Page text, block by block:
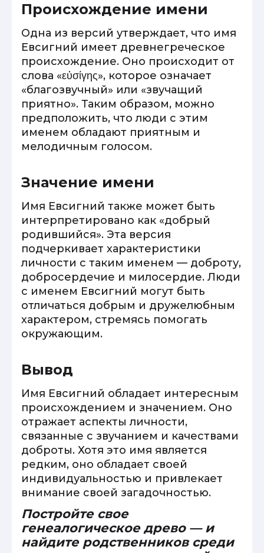
Происхождение имени
Одна из версий утверждает, что имя
Евсигний имеет древнегреческое
происхождение. Оно происходит от
слова «εὐσίγης», которое означает
«благозвучный» или «звучащий
приятно». Таким образом, можно
предположить, что люди с этим
именем обладают приятным и
мелодичным голосом.
Значение имени
Имя Евсигний также может быть
интерпретировано как «добрый
родившийся». Эта версия
подчеркивает характеристики
личности с таким именем — доброту,
добросердечие и милосердие. Люди
с именем Евсигний могут быть
отличаться добрым и дружелюбным
характером, стремясь помогать
окружающим.
Вывод
Имя Евсигний обладает интересным
происхождением и значением. Оно
отражает аспекты личности,
связанные с звучанием и качествами
доброты. Хотя это имя является
редким, оно обладает своей
индивидуальностью и привлекает
внимание своей загадочностью.
Постройте свое
генеалогическое древо — и
найдите родственников среди